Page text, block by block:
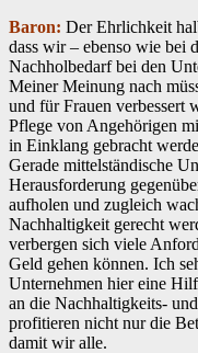
Baron: Der Ehrlichkeit
dass wir – ebenso wie bei
Nachholbedarf bei den
Meiner Meinung nach
und für Frauen verbessert
Pflege von Angehörigen
in Einklang gebracht
Gerade mittelständische
Herausforderung
aufholen und zugleich
Nachhaltigkeit gerecht
verbergen sich viele
Geld gehen können. Ich
Unternehmen hier eine
an die Nachhaltigkeits-
profitieren nicht nur die
damit wir alle.